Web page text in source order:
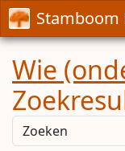
Stamboom
Wie